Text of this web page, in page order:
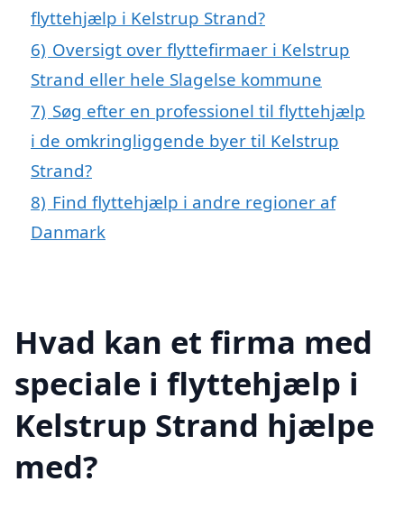
flyttehjælp i Kelstrup Strand?
6) Oversigt over flyttefirmaer i Kelstrup
Strand eller hele Slagelse kommune
7) Søg efter en professionel til flyttehjælp
i de omkringliggende byer til Kelstrup
Strand?
8) Find flyttehjælp i andre regioner af
Danmark
Hvad kan et firma med
speciale i flyttehjælp i
Kelstrup Strand hjælpe
med?